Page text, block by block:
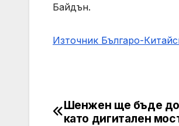
Байдън.
Източник Българо-
Навигация
Шенжен ще бъде
като дигитален